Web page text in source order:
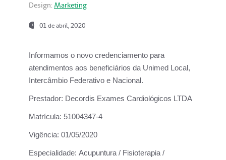
Design: Marketing
01 de abril, 2020
Informamos o novo credenciamento para
atendimentos aos beneficiários da Unimed Local,
Intercâmbio Federativo e Nacional.
Prestador: Decordis Exames Cardiológicos LTDA
Matrícula: 51004347-4
Vigência: 01/05/2020
Especialidade: Acupuntura / Fisioterapia /